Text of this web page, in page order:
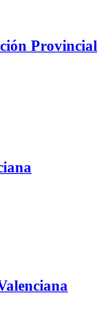
Provincial